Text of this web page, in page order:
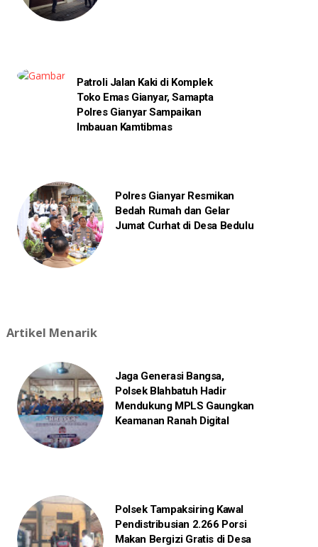
Patroli Jalan Kaki di Komplek
Toko Emas Gianyar, Samapta
Polres Gianyar Sampaikan
Imbauan Kamtibmas
Polres Gianyar Resmikan
Bedah Rumah dan Gelar
Jumat Curhat di Desa Bedulu
Artikel Menarik
Jaga Generasi Bangsa,
Polsek Blahbatuh Hadir
Mendukung MPLS Gaungkan
Keamanan Ranah Digital
Polsek Tampaksiring Kawal
Pendistribusian 2.266 Porsi
Makan Bergizi Gratis di Desa